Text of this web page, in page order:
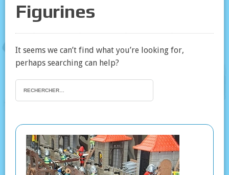
Figurines
It seems we can’t find what you’re looking for,
perhaps searching can help?